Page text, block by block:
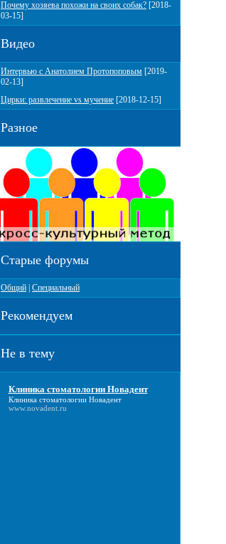
Почему хозяева похожи на своих собак? [2018-
03-15]
Видео
Интервью с Анатолием Протопоповым [2019-
02-13]
Цирки: развлечение vs мучение [2018-12-15]
Разное
Старые форумы
Общий Специальный
Рекомендуем
Не в тему
Клиника стоматологии Новадент
Клиника стоматологии Новадент
www.novadent.ru